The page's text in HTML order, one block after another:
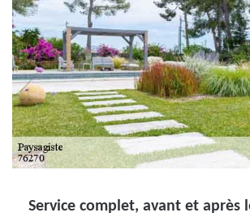
Service complet, avant et après